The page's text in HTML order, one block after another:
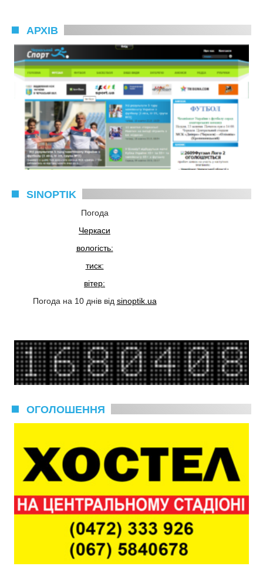
АРХІВ
SINOPTIK
Погода
Черкаси
вологість:
тиск:
вітер:
Погода на 10 днів від sinoptik.ua
ОГОЛОШЕННЯ